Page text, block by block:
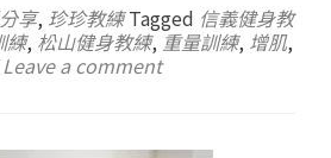
享, 珍珍教練 Tagged 信義健身教
練, 松山健身教練, 重量訓練, 增肌,
Leave a comment